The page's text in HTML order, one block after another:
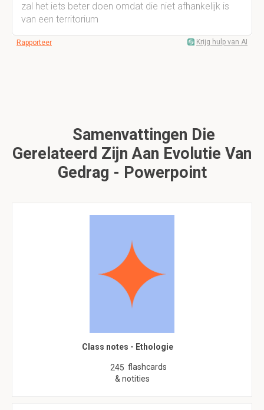
zal het iets beter doen omdat die niet afhankelijk is
van een territorium
Rapporteer Krijg hulp van AI
Samenvattingen Die
Gerelateerd Zijn Aan Evolutie Van
Gedrag - Powerpoint
Class notes - Ethologie
245 flashcards
& notities